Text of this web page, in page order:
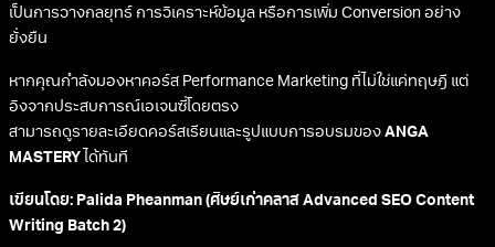
เป็นการวางกลยุทธ์ การวิเคราะห์ข้อมูล หรือการเพิ่ม Conversion อย่าง
ยั่งยืน
หากคุณกำลังมองหาคอร์ส Performance Marketing ที่ไม่ใช่แค่ทฤษฎี แต่
อิงจากประสบการณ์เอเจนซี่โดยตรง
สามารถดูรายละเอียดคอร์สเรียนและรูปแบบการอบรมของ ANGA
MASTERY ได้ทันที
เขียนโดย: Palida Pheanman (ศิษย์เก่าคลาส Advanced SEO Content
Writing Batch 2)